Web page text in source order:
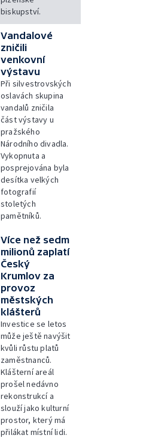
biskupství.
Vandalové
zničili
venkovní
výstavu
Při silvestrovských
oslavách skupina
vandalů zničila
část výstavy u
pražského
Národního divadla.
Vykopnuta a
posprejována byla
desítka velkých
fotografií
stoletých
pamětníků.
Více než sedm
milionů zaplatí
Český
Krumlov za
provoz
městských
klášterů
Investice se letos
může ještě navýšit
kvůli růstu platů
zaměstnanců.
Klášterní areál
prošel nedávno
rekonstrukcí a
slouží jako kulturní
prostor, který má
přilákat místní lidi.